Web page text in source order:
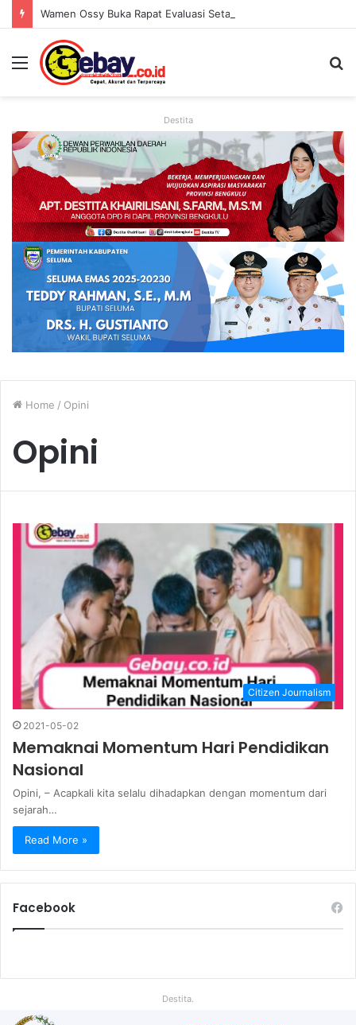
Destita
Home / Opini
Opini
Citizen Journalism
2021-05-02
Memaknai Momentum Hari Pendidikan
Nasional
Opini, – Acapkali kita selalu dihadapkan dengan momentum dari
sejarah…
Read More »
Facebook
Destita.